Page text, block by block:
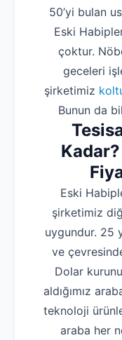
50’yi bulan
Eski
çoktur.
geceleri
şirketimiz
Bunun da
Eski
şirketimiz
uygundur. 25
ve
Dolar
aldığımız
teknoloji
araba her